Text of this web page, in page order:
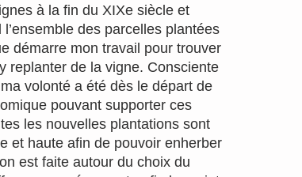
à la fin du XIXe siècle et
des parcelles plantées
démarre mon travail pour trouver
replanter de la vigne. Consciente
volonté a été dès le départ de
pouvant supporter ces
les nouvelles plantations sont
et haute afin de pouvoir enherber
est faite autour du choix du